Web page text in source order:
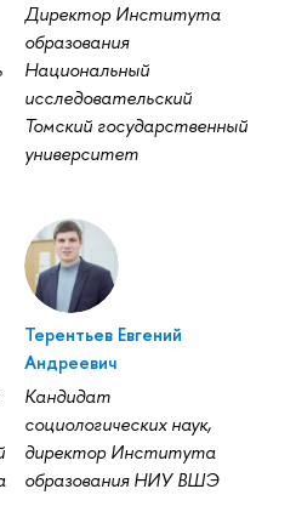
Директор Института
образования
Национальный
исследовательский
Томский государственный
университет
Терентьев Евгений
Андреевич
Кандидат
социологических наук,
директор Института
образования НИУ ВШЭ